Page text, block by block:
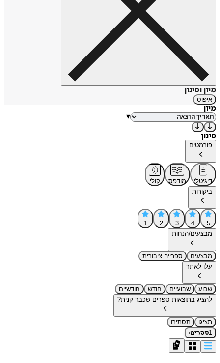
מיון וסינון
איפוס
מיון
▾
סינון
פורמטים
דיגיטלי מודפס
קולי
ביקורות
5
4
3
2
1
מבצעים/הנחות
מבצעים
ספרייה ציבורית
עלו לאתר
שבוע שבועיים חודש
חודשיים
להציג בתוצאות ספרים שכבר קנית?
תציגו
תסתירו
1ספרים›